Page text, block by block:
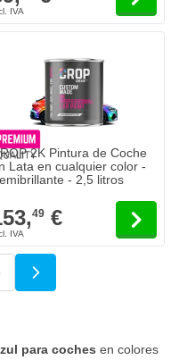
2K Pintura de Coche
Lata en cualquier color -
- 2,5 litros
49 €
estás leyendo página
para coches en colores